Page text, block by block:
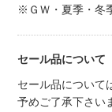
※ＧＷ・夏季・冬
セール品について
セール品について
予めご了承下さい